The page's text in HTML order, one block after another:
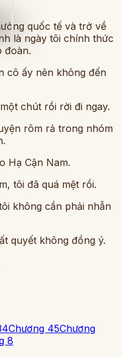
quốc tế và trở về
là ngày tôi chính thức
đoàn.
cô ấy nên không đến
chút rồi rời đi ngay.
rôm rả trong nhóm
Hạ Cận Nam.
tôi đã quá mệt rồi.
không cần phải nhẫn
quyết không đồng ý.
4Chương 45Chương
8